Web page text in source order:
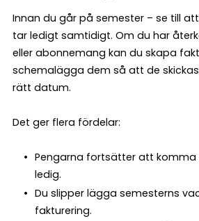
Innan du går på semester – se till
tar ledigt samtidigt. Om du har
eller abonnemang kan du skapa
schemalägga dem så att de
rätt datum.
Det ger flera fördelar:
Pengarna fortsätter att komma
ledig.
Du slipper lägga semesterns
fakturering.